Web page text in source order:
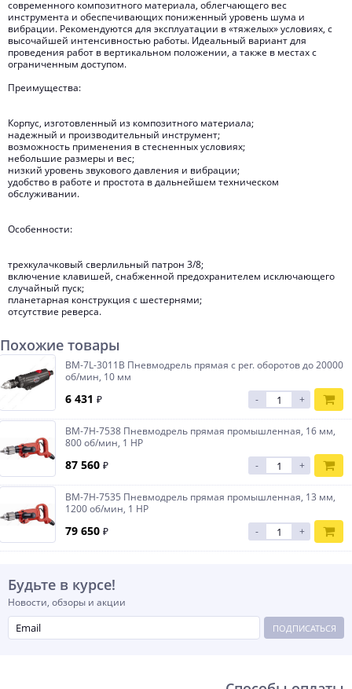
современного композитного материала, облегчающего вес
инструмента и обеспечивающих пониженный уровень шума и
вибрации. Рекомендуются для эксплуатации в «тяжелых» условиях, с
высочайшей интенсивностью работы. Идеальный вариант для
проведения работ в вертикальном положении, а также в местах с
ограниченным доступом.
Преимущества:
Корпус, изготовленный из композитного материала;
надежный и производительный инструмент;
возможность применения в стесненных условиях;
небольшие размеры и вес;
низкий уровень звукового давления и вибрации;
удобство в работе и простота в дальнейшем техническом
обслуживании.
Особенности:
трехкулачковый сверлильный патрон 3/8;
включение клавишей, снабженной предохранителем исключающего
случайный пуск;
планетарная конструкция с шестернями;
отсутствие реверса.
Похожие товары
BM-7L-3011B Пневмодрель прямая с рег. оборотов до 20000
об/мин, 10 мм
6 431 ₽ - +
BM-7H-7538 Пневмодрель прямая промышленная, 16 мм,
800 об/мин, 1 HP
87 560 ₽ - +
BM-7H-7535 Пневмодрель прямая промышленная, 13 мм,
1200 об/мин, 1 HP
79 650 ₽ - +
Будьте в курсе!
Новости, обзоры и акции
ПОДПИСАТЬСЯ